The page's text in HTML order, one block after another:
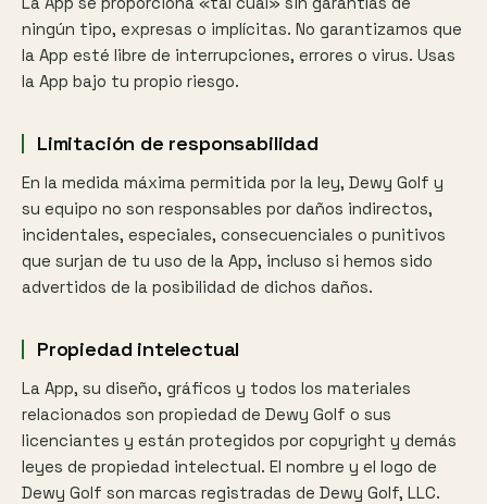
ningún tipo, expresas o implícitas. No garantizamos que
la App esté libre de interrupciones, errores o virus. Usas
la App bajo tu propio riesgo.
Limitación de responsabilidad
En la medida máxima permitida por la ley, Dewy Golf y
su equipo no son responsables por daños indirectos,
incidentales, especiales, consecuenciales o punitivos
que surjan de tu uso de la App, incluso si hemos sido
advertidos de la posibilidad de dichos daños.
Propiedad intelectual
La App, su diseño, gráficos y todos los materiales
relacionados son propiedad de Dewy Golf o sus
licenciantes y están protegidos por copyright y demás
leyes de propiedad intelectual. El nombre y el logo de
Dewy Golf son marcas registradas de Dewy Golf, LLC.